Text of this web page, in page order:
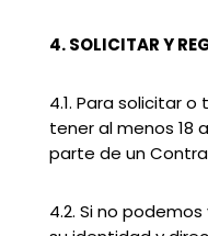
4. SOLICITAR Y
4.1. Para solicitar
tener al menos 18
parte de un
4.2. Si no